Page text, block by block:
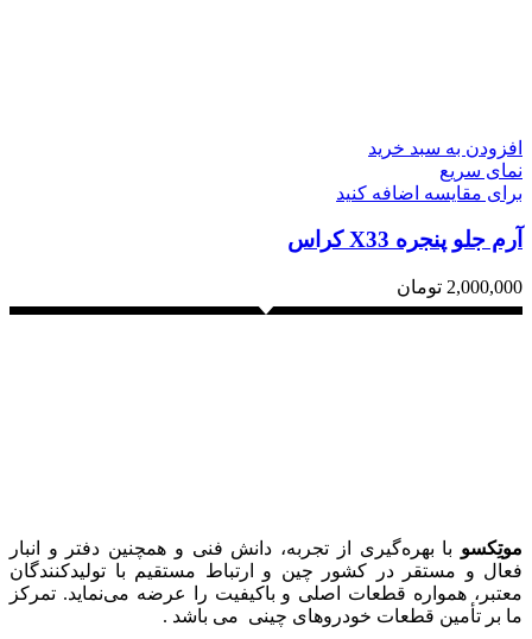
افزودن به سبد خرید
نمای سریع
برای مقایسه اضافه کنید
آرم جلو پنجره X33 کراس
2,000,000 تومان
موتِکسو با بهره‌گیری از تجربه، دانش فنی و همچنین دفتر و انبار
فعال و مستقر در کشور چین و ارتباط مستقیم با تولیدکنندگان
معتبر، همواره قطعات اصلی و باکیفیت را عرضه می‌نماید. تمرکز
ما بر تأمین قطعات خودروهای چینی می باشد .